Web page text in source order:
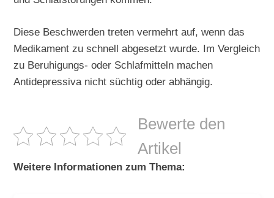
Diese Beschwerden treten vermehrt auf, wenn das
Medikament zu schnell abgesetzt wurde. Im Vergleich
zu Beruhigungs- oder Schlafmitteln machen
Antidepressiva nicht süchtig oder abhängig.
Bewerte den
Artikel
Weitere Informationen zum Thema: